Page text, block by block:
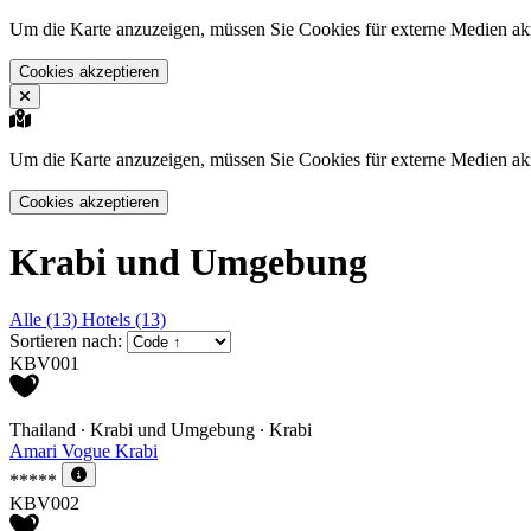
Um die Karte anzuzeigen, müssen Sie Cookies für externe Medien
Cookies akzeptieren
Um die Karte anzuzeigen, müssen Sie Cookies für externe Medien
Cookies akzeptieren
Krabi und Umgebung
Alle (13) Hotels (13)
Sortieren nach:
KBV001
Thailand ∙ Krabi und Umgebung ∙ Krabi
Amari Vogue Krabi
*****
KBV002